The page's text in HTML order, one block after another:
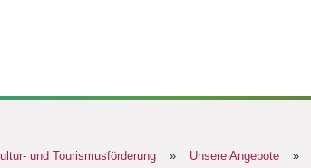
und Tourismusförderung » Unsere Angebote »